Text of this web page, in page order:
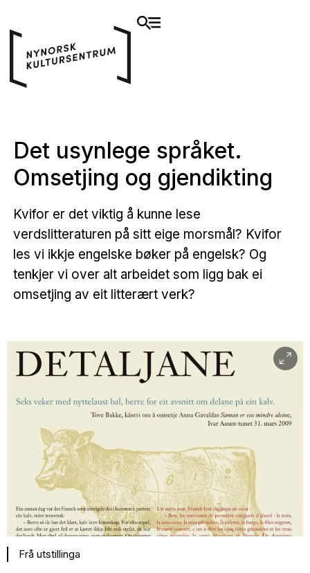
Det usynlege språket.
Omsetjing og gjendikting
Kvifor er det viktig å kunne lese
verdslitteraturen på sitt eige morsmål? Kvifor
les vi ikkje engelske bøker på engelsk? Og
tenkjer vi over alt arbeidet som ligg bak ei
omsetjing av eit litterært verk?
Frå utstillinga